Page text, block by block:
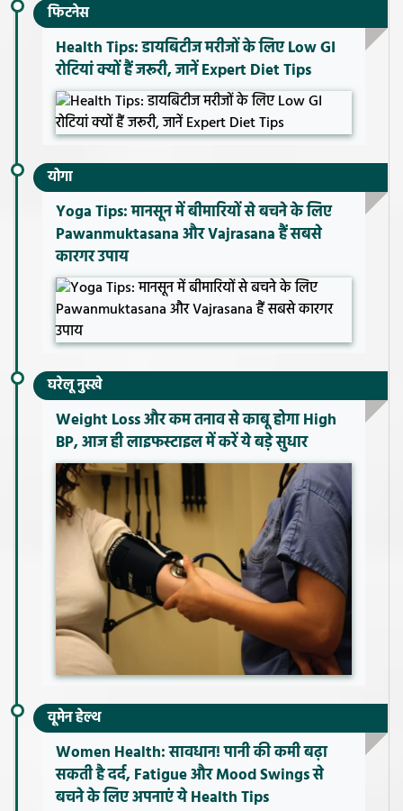
फिटनेस
Health Tips: डायबिटीज मरीजों के लिए Low GI
रोटियां क्यों हैं जरूरी, जानें Expert Diet Tips
योगा
Yoga Tips: मानसून में बीमारियों से बचने के लिए
Pawanmuktasana और Vajrasana हैं सबसे
कारगर उपाय
घरेलू नुस्खे
Weight Loss और कम तनाव से काबू होगा High
BP, आज ही लाइफस्टाइल में करें ये बड़े सुधार
वूमेन हेल्थ
Women Health: सावधान! पानी की कमी बढ़ा
सकती है दर्द, Fatigue और Mood Swings से
बचने के लिए अपनाएं ये Health Tips